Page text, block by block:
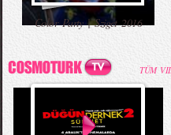
Color Party | Sziget 2016
TÜM